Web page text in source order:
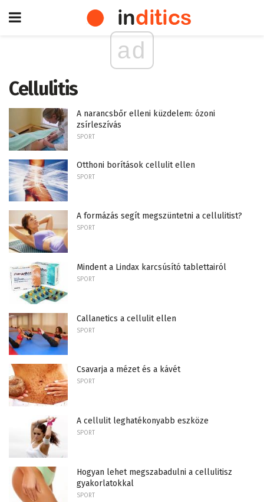
ad
Cellulitis
A narancsbőr elleni küzdelem: ózoni
zsírleszívás
SPORT
Otthoni borítások cellulit ellen
SPORT
A formázás segít megszüntetni a cellulitist?
SPORT
Mindent a Lindax karcsúsító tablettairól
SPORT
Callanetics a cellulit ellen
SPORT
Csavarja a mézet és a kávét
SPORT
A cellulit leghatékonyabb eszköze
SPORT
Hogyan lehet megszabadulni a cellulitisz
gyakorlatokkal
SPORT